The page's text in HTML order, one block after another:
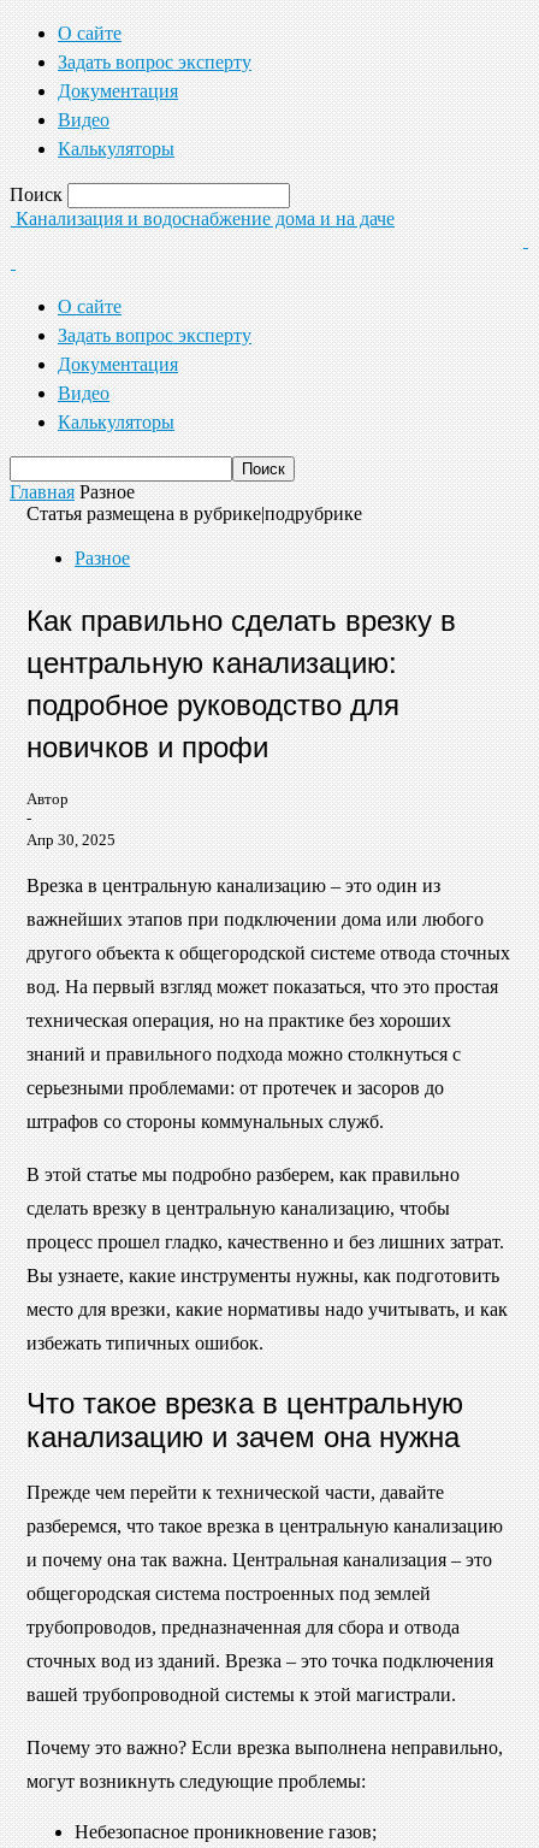
О сайте
Задать вопрос эксперту
Документация
Видео
Калькуляторы
Поиск
Канализация и водоснабжение дома и на даче
О сайте
Задать вопрос эксперту
Документация
Видео
Калькуляторы
Главная Разное
Статья размещена в рубрике|подрубрике
Разное
Как правильно сделать врезку в
центральную канализацию:
подробное руководство для
новичков и профи
Автор
-
Апр 30, 2025
Врезка в центральную канализацию – это один из
важнейших этапов при подключении дома или любого
другого объекта к общегородской системе отвода сточных
вод. На первый взгляд может показаться, что это простая
техническая операция, но на практике без хороших
знаний и правильного подхода можно столкнуться с
серьезными проблемами: от протечек и засоров до
штрафов со стороны коммунальных служб.
В этой статье мы подробно разберем, как правильно
сделать врезку в центральную канализацию, чтобы
процесс прошел гладко, качественно и без лишних затрат.
Вы узнаете, какие инструменты нужны, как подготовить
место для врезки, какие нормативы надо учитывать, и как
избежать типичных ошибок.
Что такое врезка в центральную
канализацию и зачем она нужна
Прежде чем перейти к технической части, давайте
разберемся, что такое врезка в центральную канализацию
и почему она так важна. Центральная канализация – это
общегородская система построенных под землей
трубопроводов, предназначенная для сбора и отвода
сточных вод из зданий. Врезка – это точка подключения
вашей трубопроводной системы к этой магистрали.
Почему это важно? Если врезка выполнена неправильно,
могут возникнуть следующие проблемы:
Небезопасное проникновение газов;